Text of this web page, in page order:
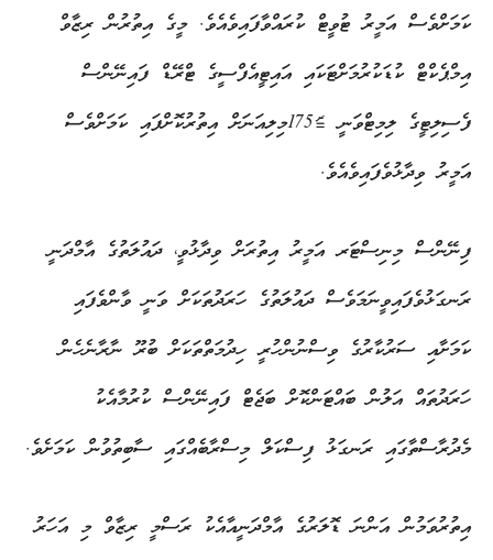
ކަމަށްވެސް އަމީރު ޓުވީޓް ކުރައްވާފައިވެއެވެ. މީގެ އިތުރުން ރިޒާވް
އިމްޕެކްޓް ކުޑަކުރުމަށްޓަކައި އައިޓީއެފްސީގެ ޓްރޭޑް ފައިނޭންސް
ފެސިލިޓީގެ ލިމިޓްވަނީ $175މިލިއަނަށް އިތުރުކޮށްފައި ކަމަށްވެސް
އަމީރު ވިދާޅުވެފައިވެއެވެ.
ފިނޭންސް މިނިސްޓަރ އަމީރު އިތުރަށް ވިދާޅުވީ، ދައުލަތުގެ އާމްދަނީ
ރަނގަޅުވެފައިވީނަމަވެސް ދައުލަތުގެ ހަރަދުތަކަށް ވަނީ ވާންވެފައި
ކަމަށާއި ސަރުކާރުގެ ވިސްނުންހުރީ ހިދުމަތްތަކަށް ބުރޫ ނާރާނެހެން
ހަރަދުތައް އަލުން ބައްޓަންކޮށް ބަޖެޓް ފައިނޭންސް ކުރުމާއެކު
މެދުރާސްތާގައި ރަނގަޅު ފިސްކަލް މިސްރާބެއްގައި ސާބިތުވުން ކަމަށެވެ.
އިތުރުވަމުން އަންނަ ޑޮލަރުގެ އާމްދަނީއާއެކު ރަސްމީ ރިޒާވް މި އަހަރު